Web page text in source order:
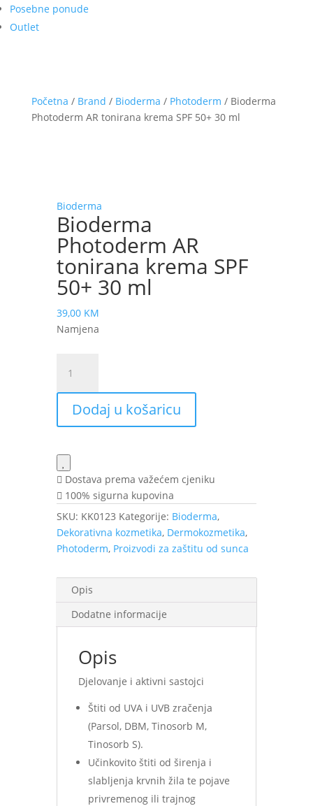
Posebne ponude
Outlet
Početna / Brand / Bioderma / Photoderm / Bioderma
Photoderm AR tonirana krema SPF 50+ 30 ml
Bioderma
Bioderma
Photoderm AR
tonirana krema SPF
50+ 30 ml
39,00 KM
Namjena
Photoderm
AR
tonirana
krema
50+
30
ml
količina
Dodaj u košaricu
Dostava prema važećem cjeniku
100% sigurna kupovina
SKU: KK0123 Kategorije: Bioderma,
Dekorativna kozmetika, Dermokozmetika,
Photoderm, Proizvodi za zaštitu od sunca
Opis
Dodatne informacije
Opis
Djelovanje i aktivni sastojci
Štiti od UVA i UVB zračenja
(Parsol, DBM, Tinosorb M,
Tinosorb S).
Učinkovito štiti od širenja i
slabljenja krvnih žila te pojave
privremenog ili trajnog